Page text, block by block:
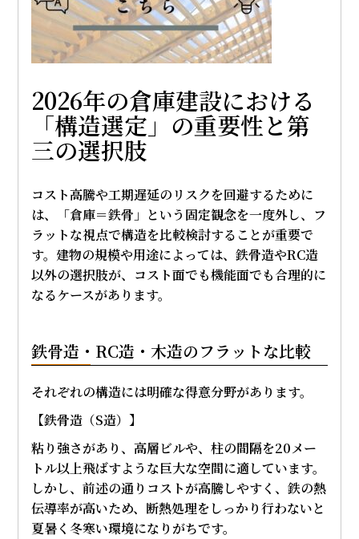
2026年の倉庫建設における
「構造選定」の重要性と第
三の選択肢
コスト高騰や工期遅延のリスクを回避するために
は、「倉庫＝鉄骨」という固定観念を一度外し、フ
ラットな視点で構造を比較検討することが重要で
す。建物の規模や用途によっては、鉄骨造やRC造
以外の選択肢が、コスト面でも機能面でも合理的に
なるケースがあります。
鉄骨造・RC造・木造のフラットな比較
それぞれの構造には明確な得意分野があります。
【鉄骨造（S造）】
粘り強さがあり、高層ビルや、柱の間隔を20メー
トル以上飛ばすような巨大な空間に適しています。
しかし、前述の通りコストが高騰しやすく、鉄の熱
伝導率が高いため、断熱処理をしっかり行わないと
夏暑く冬寒い環境になりがちです。